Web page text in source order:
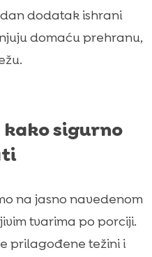
dodatak ishrani
domaću prehranu,
sigurno
na jasno navedenom
tvarima po porciji.
prilagođene težini i